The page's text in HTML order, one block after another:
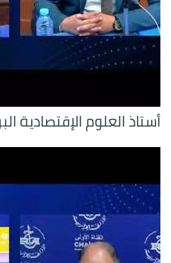
أستاذ العلوم الإقتصادية